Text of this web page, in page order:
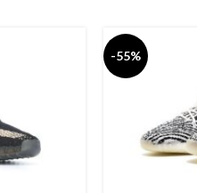
-55%